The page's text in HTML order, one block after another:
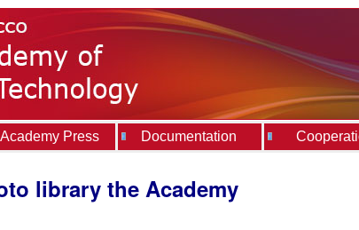
Press Documentation
library the Academy